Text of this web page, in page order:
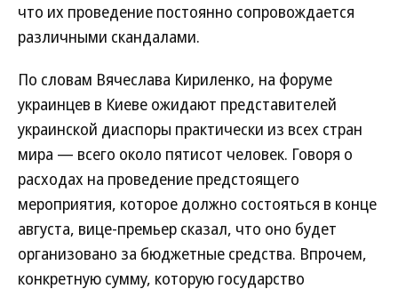
что их проведение постоянно сопровождается
различными скандалами.
По словам Вячеслава Кириленко, на форуме
украинцев в Киеве ожидают представителей
украинской диаспоры практически из всех стран
мира — всего около пятисот человек. Говоря о
расходах на проведение предстоящего
мероприятия, которое должно состояться в конце
августа, вице-премьер сказал, что оно будет
организовано за бюджетные средства. Впрочем,
конкретную сумму, которую государство